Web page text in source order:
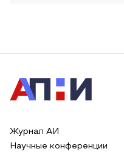
Журнал АИ
Научные конференции